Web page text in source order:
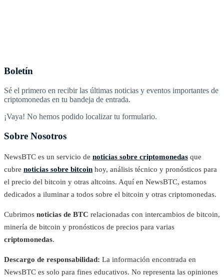
Boletín
Sé el primero en recibir las últimas noticias y eventos importantes de
criptomonedas en tu bandeja de entrada.
¡Vaya! No hemos podido localizar tu formulario.
Sobre Nosotros
NewsBTC es un servicio de noticias sobre criptomonedas que
cubre noticias sobre bitcoin hoy, análisis técnico y pronósticos para
el precio del bitcoin y otras altcoins. Aquí en NewsBTC, estamos
dedicados a iluminar a todos sobre el bitcoin y otras criptomonedas.
Cubrimos noticias de BTC relacionadas con intercambios de bitcoin,
minería de bitcoin y pronósticos de precios para varias
criptomonedas.
Descargo de responsabilidad: La información encontrada en
NewsBTC es solo para fines educativos. No representa las opiniones